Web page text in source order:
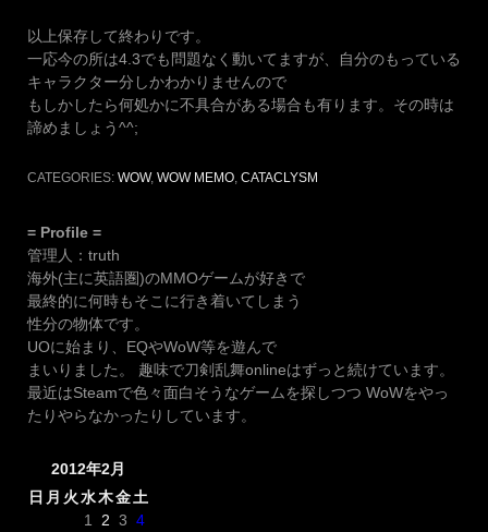
以上保存して終わりです。
一応今の所は4.3でも問題なく動いてますが、自分のもっている
キャラクター分しかわかりませんので
もしかしたら何処かに不具合がある場合も有ります。その時は
諦めましょう^^;
CATEGORIES: WOW, WOW MEMO CATACLYSM
= Profile =
管理人：truth
海外(主に英語圏)のMMOゲームが好きで
最終的に何時もそこに行き着いてしまう
性分の物体です。
UOに始まり、EQやWoW等を遊んで
まいりました。 趣味で刀剣乱舞onlineはずっと続けています。
最近はSteamで色々面白そうなゲームを探しつつ WoWをやっ
たりやらなかったりしています。
2012年2月
日 月 火水木金土
1
2 3 4